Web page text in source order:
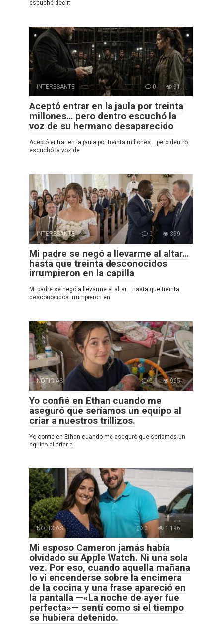
escuché decir:
INTERESANTE 0 91
Aceptó entrar en la jaula por treinta
millones… pero dentro escuchó la
voz de su hermano desaparecido
Aceptó entrar en la jaula por treinta millones… pero dentro
escuchó la voz de
INTERESANTE 0 399
Mi padre se negó a llevarme al altar…
hasta que treinta desconocidos
irrumpieron en la capilla
Mi padre se negó a llevarme al altar… hasta que treinta
desconocidos irrumpieron en
NOTICIAS 0 965
Yo confié en Ethan cuando me
aseguró que seríamos un equipo al
criar a nuestros trillizos.
Yo confié en Ethan cuando me aseguró que seríamos un
equipo al criar a
NOTICIAS 0 1 196
Mi esposo Cameron jamás había
olvidado su Apple Watch. Ni una sola
vez. Por eso, cuando aquella mañana
lo vi encenderse sobre la encimera
de la cocina y una frase apareció en
la pantalla —«La noche de ayer fue
perfecta»— sentí como si el tiempo
se hubiera detenido.